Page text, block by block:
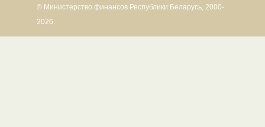
© Министерство финансов Республики Беларусь, 2000-
2026.